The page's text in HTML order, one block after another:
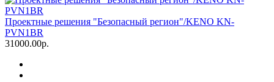
Проектные решения "Безопасный регион"/KENO KN-
PVN1BR
31000.00р.